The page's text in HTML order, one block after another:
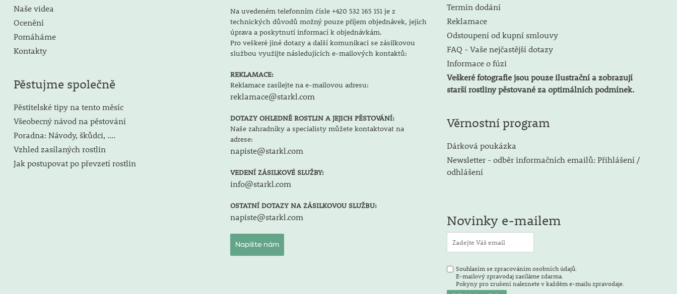
Naše videa
Ocenění
Pomáháme
Kontakty
Pěstujme společně
Pěstitelské tipy na tento měsíc
Všeobecný návod na pěstování
Poradna: Návody, škůdci, ....
Vzhled zasílaných rostlin
Jak postupovat po převzetí rostlin
Na uvedeném telefonním čísle +420 532 165 151 je z
technických důvodů možný pouze příjem objednávek, jejich
úprava a poskytnutí informací k objednávkám.
Pro veškeré jiné dotazy a další komunikaci se zásilkovou
službou využijte následujících e-mailových kontaktů:
REKLAMACE:
Reklamace zasílejte na e-mailovou adresu:
reklamace@starkl.com
DOTAZY OHLEDNĚ ROSTLIN A JEJICH PĚSTOVÁNÍ:
Naše zahradníky a specialisty můžete kontaktovat na
adrese:
napiste@starkl.com
VEDENÍ ZÁSILKOVÉ SLUŽBY:
info@starkl.com
OSTATNÍ DOTAZY NA ZÁSILKOVOU SLUŽBU:
napiste@starkl.com
Napište nám
Termín dodání
Reklamace
Odstoupení od kupní smlouvy
FAQ - Vaše nejčastější dotazy
Informace o fúzi
Veškeré fotografie jsou pouze ilustrační a zobrazují
starší rostliny pěstované za optimálních podmínek.
Věrnostní program
Dárková poukázka
Newsletter - odběr informačních emailů: Přihlášení /
odhlášení
Novinky e-mailem
Souhlasím se zpracováním osobních údajů.
E-mailový zpravodaj zasíláme zdarma.
Pokyny pro zrušení naleznete v každém e-mailu zpravodaje.